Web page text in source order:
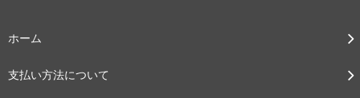
ホーム
支払い方法について